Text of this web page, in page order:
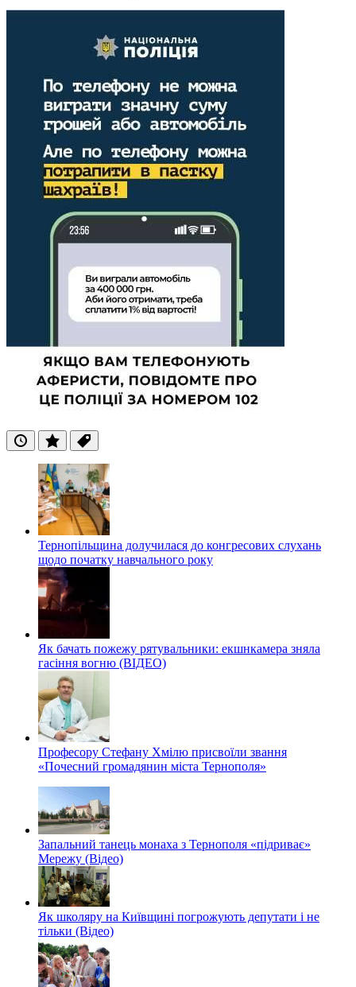
ОстанніПопулярні
Теги
Тернопільщина долучилася до конгресових слухань
щодо початку навчального року
Як бачать пожежу рятувальники: екшнкамера зняла
гасіння вогню (ВІДЕО)
Професору Стефану Хмілю присвоїли звання
«Почесний громадянин міста Тернополя»
Запальний танець монаха з Тернополя «підриває»
Мережу (Відео)
Як школяру на Київщині погрожують депутати і не
тільки (Відео)